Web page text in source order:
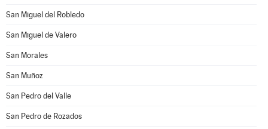
San Miguel del Robledo
San Miguel de Valero
San Morales
San Muñoz
San Pedro del Valle
San Pedro de Rozados